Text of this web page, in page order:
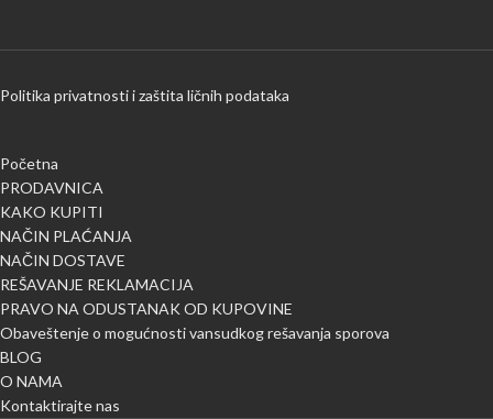
Politika privatnosti i zaštita ličnih podataka
Početna
PRODAVNICA
KAKO KUPITI
NAČIN PLAĆANJA
NAČIN DOSTAVE
REŠAVANJE REKLAMACIJA
PRAVO NA ODUSTANAK OD KUPOVINE
Obaveštenje o mogućnosti vansudkog rešavanja sporova
BLOG
O NAMA
Kontaktirajte nas